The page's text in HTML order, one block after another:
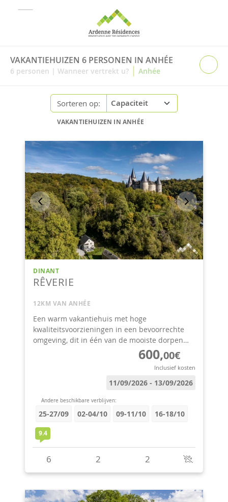
VAKANTIEHUIZEN 6 PERSONEN IN ANHÉE
6 personen | Wanneer vertrekt u? | Anhée
Sorteren op:
VAKANTIEHUIZEN IN ANHÉE